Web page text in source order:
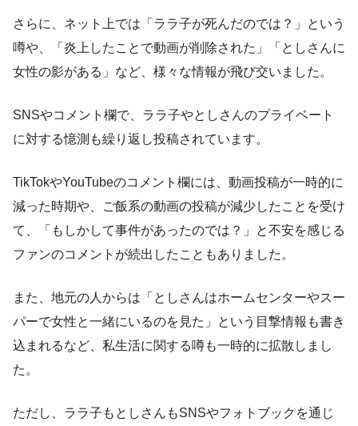
さらに、ネット上では「ララ子が死んだのでは？」という
噂や、「炎上したことで動画が削除された」「としさんに
女性の影がある」など、様々な情報が飛び交いました。
SNSやコメント欄で、ララ子やとしさんのプライベート
に対する憶測も繰り返し投稿されています。
TikTokやYouTubeのコメント欄には、動画投稿が一時的に
減った時期や、ご飯系の動画の投稿が減少したことを受け
て、「もしかして事件があったのでは？」と不安を感じる
ファンのコメントが続出したこともありました。
また、地元の人からは「としさんはホームセンターやスー
パーで女性と一緒にいるのを見た」という目撃情報も書き
込まれるなど、私生活に関する噂も一時的に拡散しまし
た。
ただし、ララ子もとしさんもSNSやフォトブックを通じ